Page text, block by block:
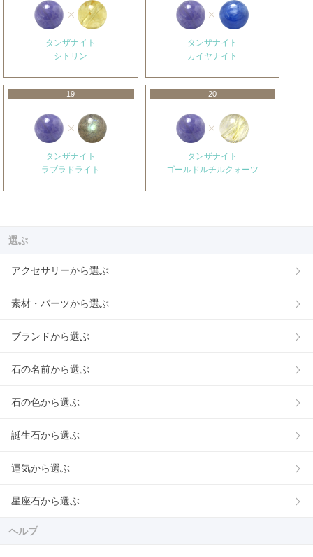
タンザナイト
シトリン
タンザナイト
カイヤナイト
19
タンザナイト
ラブラドライト
20
タンザナイト
ゴールドルチルクォーツ
選ぶ
アクセサリーから選ぶ
素材・パーツから選ぶ
ブランドから選ぶ
石の名前から選ぶ
石の色から選ぶ
誕生石から選ぶ
運気から選ぶ
星座石から選ぶ
ヘルプ